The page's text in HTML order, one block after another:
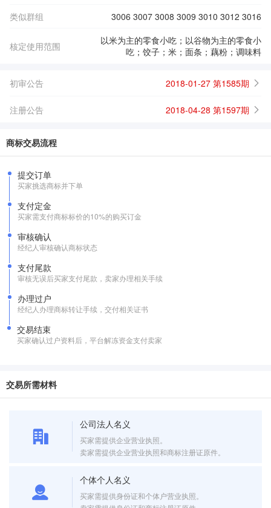
类似群组
3006 3007 3008 3009 3010 3012 3016
核定使用范围
以米为主的零食小吃；以谷物为主的零食小
吃；饺子；米；面条；藕粉；调味料
初审公告 2018-01-27 第1585期
注册公告 2018-04-28 第1597期
商标交易流程
提交订单
买家挑选商标并下单
支付定金
买家需支付商标标价的10%的购买订金
审核确认
经纪人审核确认商标状态
支付尾款
审核无误后买家支付尾款，卖家办理相关手续
办理过户
经纪人办理商标转让手续，交付相关证书
交易结束
买家确认过户资料后，平台解冻资金支付卖家
交易所需材料
公司法人名义
买家需提供企业营业执照。
卖家需提供企业营业执照和商标注册证原件。
个体个人名义
买家需提供身份证和个体户营业执照。